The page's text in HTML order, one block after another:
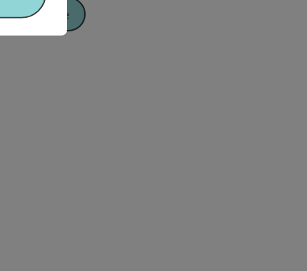
Zur Website